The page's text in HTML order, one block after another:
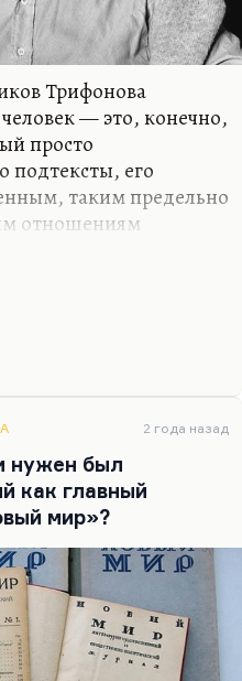
Трифонова
— это, конечно,
просто
подтексты, его
таким предельно
отношениям
черты.
«Каменный мост»
ранних писаниях. Но
плотность
намеками.
синтаксисом —
трудно, кстати.
2 года назад
нужен был
как главный
мир»?